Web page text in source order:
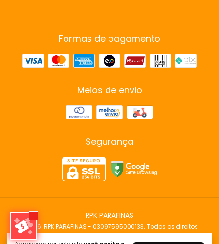
Formas de pagamento
Meios de envio
Segurança
RPK PARAFINAS
©2026. RPK PARAFINAS - 03097595000133. Todos os direitos